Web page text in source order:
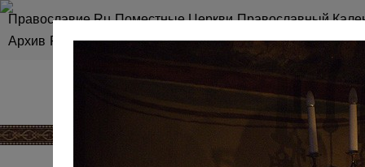
Православие.Ru Поместные Церкви Православный
Архив RSS Карта сайта